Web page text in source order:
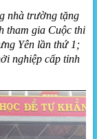
nhà trường tặng
tham gia Cuộc thi
Yên lần thứ 1;
nghiệp cấp tỉnh